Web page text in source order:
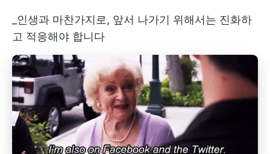
_인생과 마찬가지로, 앞서 나가기 위해서는 진화하
고 적응해야 합니다